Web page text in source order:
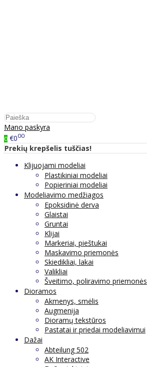
Mano paskyra
0 €000
Prekių krepšelis tuščias!
Klijuojami modeliai
Plastikiniai modeliai
Popieriniai modeliai
Modeliavimo medžiagos
Epoksidinė derva
Glaistai
Gruntai
Klijai
Markeriai, pieštukai
Maskavimo priemonės
Skiedikliai, lakai
Valikliai
Šveitimo, poliravimo priemonės
Dioramos
Akmenys, smėlis
Augmenija
Dioramų tekstūros
Pastatai ir priedai modeliavimui
Dažai
Abteilung 502
AK Interactive